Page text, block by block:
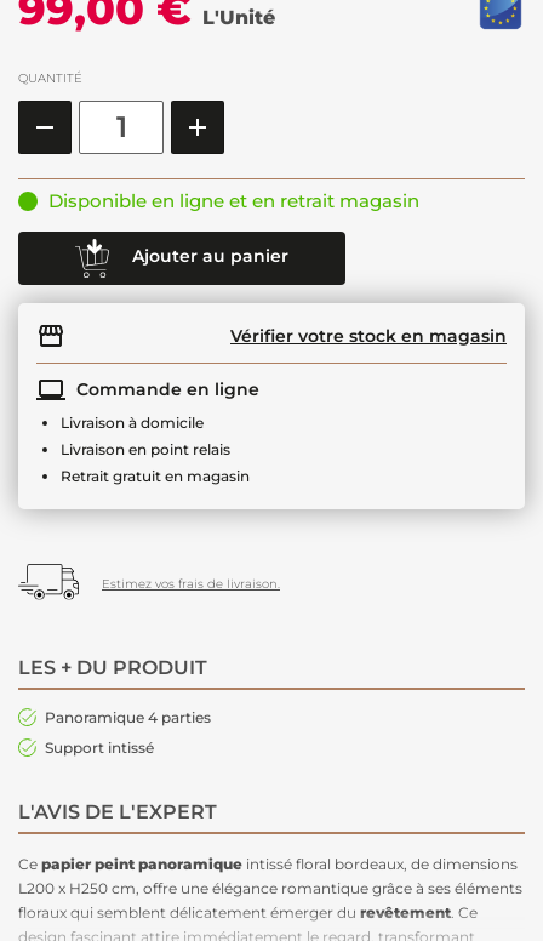
L'Unité
QUANTITÉ
Disponible en ligne et en retrait magasin
Ajouter au panier
Vérifier votre stock en magasin
Commande en ligne
Livraison à domicile
Livraison en point relais
Retrait gratuit en magasin
Estimez vos frais de livraison.
LES + DU PRODUIT
Panoramique 4 parties
Support intissé
L'AVIS DE L'EXPERT
Ce papier peint panoramique intissé floral bordeaux, de dimensions
L200 x H250 cm, offre une élégance romantique grâce à ses éléments
floraux qui semblent délicatement émerger du revêtement . Ce
design fascinant attire immédiatement le regard, transformant